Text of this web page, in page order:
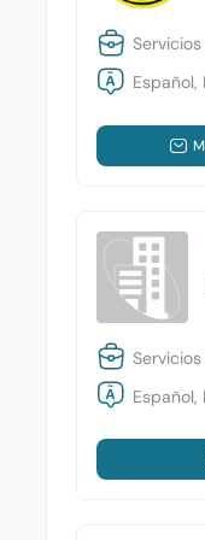
Español,
Español,